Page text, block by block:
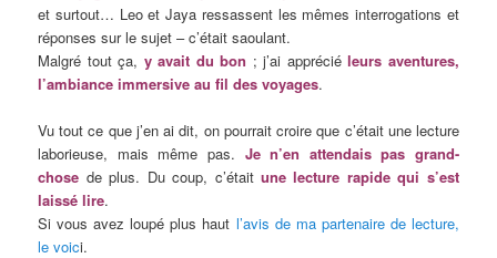
et surtout… Leo et Jaya ressassent les mêmes interrogations et
réponses sur le sujet – c’était saoulant.
Malgré tout ça, y avait du bon ; j’ai appréciéleurs aventures,
l’ambiance immersive au fil des voyages.
Vu tout ce que j’en ai dit, on pourrait croire que c’était une lecture
laborieuse, mais même pas. Je n’en attendais pas grand-
chose de plus. Du coup, c’était une lecture rapide qui s’est
laissé lire.
Si vous avez loupé plus haut l’avis de ma partenaire de lecture,
le voici.